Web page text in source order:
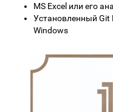
MS Excel или его
Установленный Git
Windows